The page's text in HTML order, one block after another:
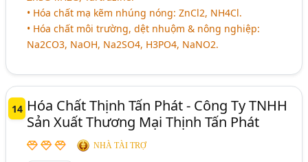
• Hóa chất mạ kẽm nhúng nóng: ZnCl2, NH4Cl.
• Hóa chất môi trường, dệt nhuộm & nông nghiệp:
Na2CO3, NaOH, Na2SO4, H3PO4, NaNO2.
14 Hóa Chất Thịnh Tấn Phát - Công Ty TNHH
Sản Xuất Thương Mại Thịnh Tấn Phát
NHÀ TÀI TRỢ